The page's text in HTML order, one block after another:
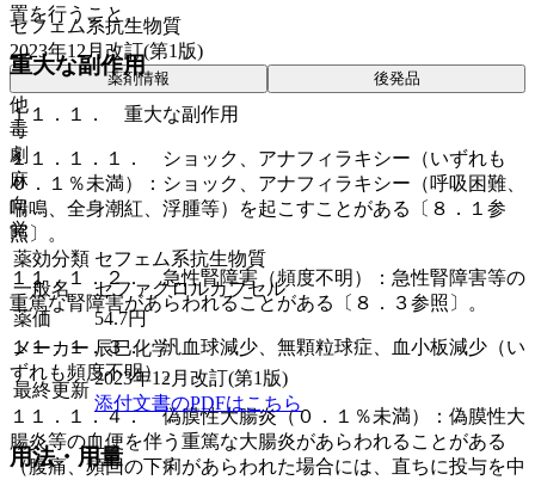
置を行うこと。
重大な副作用
１１．１． 重大な副作用
１１．１．１． ショック、アナフィラキシー（いずれも
０．１％未満）：ショック、アナフィラキシー（呼吸困難、
喘鳴、全身潮紅、浮腫等）を起こすことがある〔８．１参
照〕。
１１．１．２． 急性腎障害（頻度不明）：急性腎障害等の
重篤な腎障害があらわれることがある〔８．３参照〕。
１１．１．３． 汎血球減少、無顆粒球症、血小板減少（い
ずれも頻度不明）。
１１．１．４． 偽膜性大腸炎（０．１％未満）：偽膜性大
腸炎等の血便を伴う重篤な大腸炎があらわれることがある
（腹痛、頻回の下痢があらわれた場合には、直ちに投与を中
セフェム系抗生物質
2023年12月改訂(第1版)
薬剤情報 後発品
他
毒
劇
麻
向
覚
薬効分類 セフェム系抗生物質
一般名
セファクロルカプセル
薬価
54.7円
メーカー 辰巳化学
最終更新
2023年12月改訂(第1版)
添付文書のPDFはこちら
用法・用量